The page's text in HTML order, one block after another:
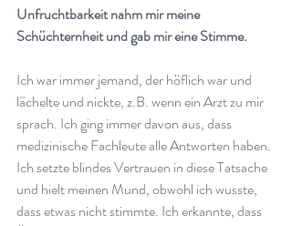
Unfruchtbarkeit nahm mir meine
Schüchternheit und gab mir eine Stimme.
Ich war immer jemand, der höflich war und
lächelte und nickte, z.B. wenn ein Arzt zu mir
sprach. Ich ging immer davon aus, dass
medizinische Fachleute alle Antworten haben.
Ich setzte blindes Vertrauen in diese Tatsache
und hielt meinen Mund, obwohl ich wusste,
dass etwas nicht stimmte. Ich erkannte, dass